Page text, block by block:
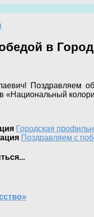
в
Поздравляем
«Национальный
Городская
Поздравляем с